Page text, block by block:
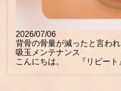
2026/07/06
背骨の骨量が減ったと言わ
吸玉メンテナンス
こんにちは。 『リピート